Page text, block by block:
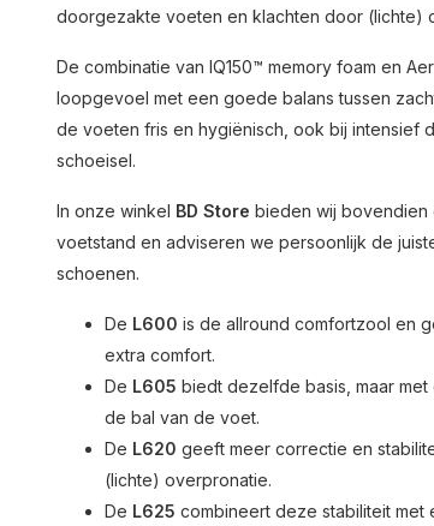
doorgezakte voeten en klachten door (lichte)
De combinatie van IQ150™ memory foam en
loopgevoel met een goede balans tussen
de voeten fris en hygiënisch, ook bij intensief
schoeisel.
In onze winkel BD Store bieden wij bovendien
voetstand en adviseren we persoonlijk de
schoenen.
De L600 is de allround comfortzool en
extra comfort.
De L605 biedt dezelfde basis, maar
de bal van de voet.
De L620 geeft meer correctie en
(lichte) overpronatie.
De L625 combineert deze stabiliteit